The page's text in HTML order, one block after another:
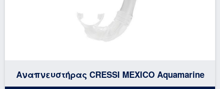
Αναπνευστήρας CRESSI MEXICO Aquamarine